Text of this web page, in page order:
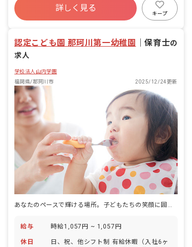
り ■保護者との連絡アプリ導入：あり ■
園庭有無：あり
産休育休制度
社会福祉法人
詳しく見る
キープ
認定こども園 那珂川第一幼稚園 ｜保育士の
求人
学校法人山内学園
福岡県/那珂川市
2025/12/24更新
あなたのペースで輝ける場所。子どもたちの笑顔に囲まれて働きませんか？
給与 時給1,057円 ~ 1,057円
休日
日、祝、他シフト制 有給休暇（入社6ヶ